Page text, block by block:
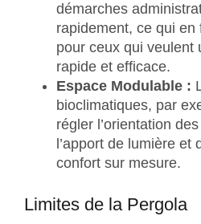
démarches
rapidement, ce qui
pour ceux qui veulent
rapide et efficace.
Espace Modulable :
bioclimatiques, par
régler l’orientation
l’apport de lumière et
confort sur mesure.
Limites de la Pergola